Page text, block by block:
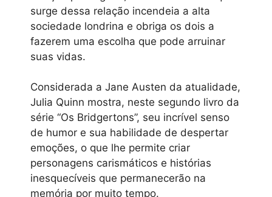
surge dessa relação incendeia a alta
sociedade londrina e obriga os dois a
fazerem uma escolha que pode arruinar
suas vidas.
Considerada a Jane Austen da atualidade,
Julia Quinn mostra, neste segundo livro da
série “Os Bridgertons”, seu incrível senso
de humor e sua habilidade de despertar
emoções, o que lhe permite criar
personagens carismáticos e histórias
inesquecíveis que permanecerão na
memória por muito tempo.